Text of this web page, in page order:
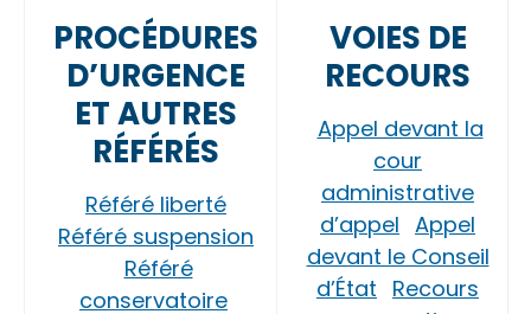
PROCÉDURES
D’URGENCE
ET AUTRES
RÉFÉRÉS
Référé liberté
Référé suspension
Référé
conservatoire
VOIES DE
RECOURS
Appel devant la
cour
administrative
d’appel Appel
devant le Conseil
d’État Recours